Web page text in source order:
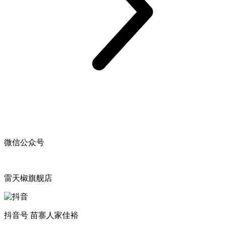
微信公众号
雷天椒旗舰店
抖音号 苗寨人家佳裕